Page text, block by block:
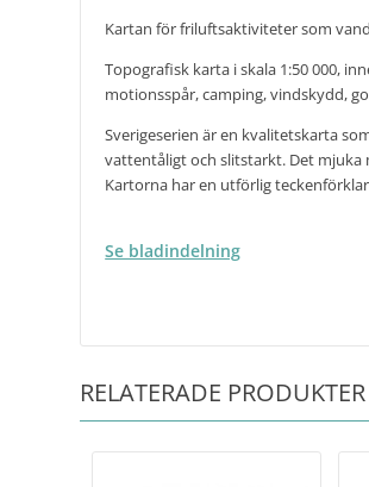
Kartan för friluftsaktiviteter som
Topografisk karta i skala 1:50 000,
motionsspår, camping, vindskydd,
Sverigeserien är en kvalitetskarta
vattentåligt och slitstarkt. Det mjuka
Kartorna har en utförlig
Se bladindelning
RELATERADE PRODUKTER